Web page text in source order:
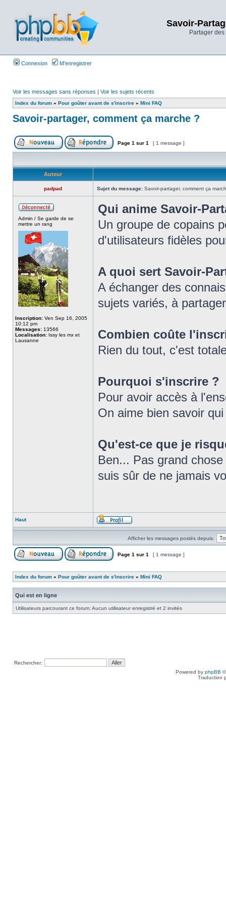
Savoir-
Partager
Connexion M’enregistrer
Voir les messages sans réponses | Voir les sujets récents
Index du forum » Pour goûter avant de s'inscrire » Mini FAQ
Savoir-partager, comment ça marche ?
Page 1 sur 1 [ 1 message ]
Auteur
padpad Sujet du message: Savoir-partager, comment ça
Admin / Se garde de se
mettre un rang
Inscription: Ven Sep 16, 2005
10:12 pm
Messages: 13566
Localisation: Issy les mx et
Lausanne
Qui anime Savoir-
Un groupe de copains
d'utilisateurs fidèles
A quoi sert Savoir-
A échanger des
sujets variés, à
Combien coûte
Rien du tout, c'est
Pourquoi s'inscrire ?
Pour avoir accès à
On aime bien savoir
Qu'est-ce que je
Ben... Pas grand
suis sûr de ne jamais
Haut
Afficher les messages postés depuis:
Page 1 sur 1 [ 1 message ]
Index du forum » Pour goûter avant de s'inscrire » Mini FAQ
Qui est en ligne
Utilisateurs parcourant ce forum: Aucun utilisateur enregistré et 2 invités
Rechercher:
Powered by phpBB
Traduction